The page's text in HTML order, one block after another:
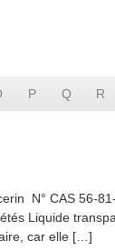
P Q R
N° CAS 56-
Liquide
car elle […]